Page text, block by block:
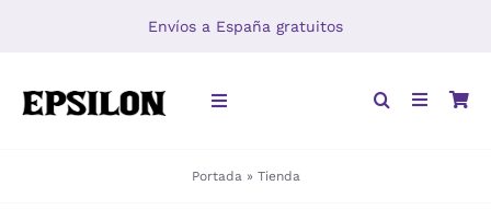
Envíos a España gratuitos
Toggle
Portada » Tienda